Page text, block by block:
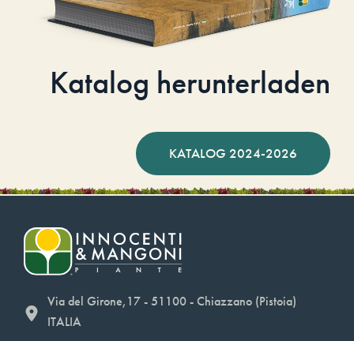
Katalog herunterladen
KATALOG 2024-2026
Via del Girone,17 - 51100 - Chiazzano (Pistoia)
ITALIA